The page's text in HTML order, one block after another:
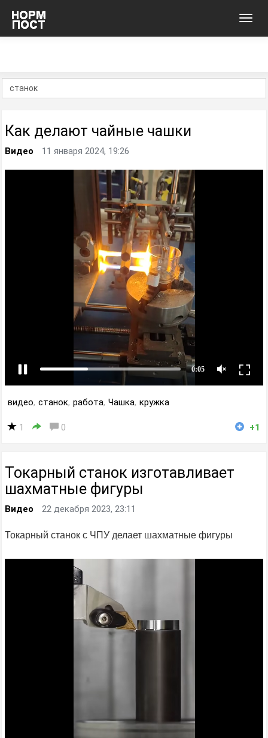
Как делают чайные чашки
Видео 11 января 2024, 19:26
видео, станок, работа, Чашка, кружка
1 0 +1
Токарный станок изготавливает
шахматные фигуры
Видео 22 декабря 2023, 23:11
Токарный станок с ЧПУ делает шахматные фигуры